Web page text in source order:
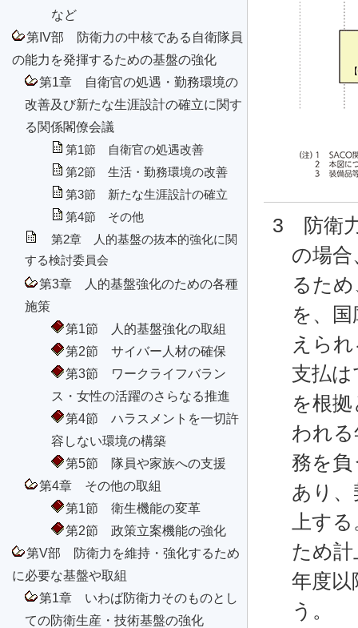
など
第IV部 防衛力の中核である自衛隊員
の能力を発揮するための基盤の強化
第1章 自衛官の処遇・勤務環境の
改善及び新たな生涯設計の確立に関す
る関係閣僚会議
第1節 自衛官の処遇改善
第2節 生活・勤務環境の改善
第3節 新たな生涯設計の確立
第4節 その他
第2章 人的基盤の抜本的強化に関
する検討委員会
第3章 人的基盤強化のための各種
施策
第1節 人的基盤強化の取組
第2節 サイバー人材の確保
第3節 ワークライフバラン
ス・女性の活躍のさらなる推進
第4節 ハラスメントを一切許
容しない環境の構築
第5節 隊員や家族への支援
第4章 その他の取組
第1節 衛生機能の変革
第2節 政策立案機能の強化
第V部 防衛力を維持・強化するため
に必要な基盤や取組
第1章 いわば防衛力そのものとし
ての防衛生産・技術基盤の強化
3 防衛
の場
るた
を、
えら
支払
を根
われ
務を負
あり
上す
ため
年度以
う。